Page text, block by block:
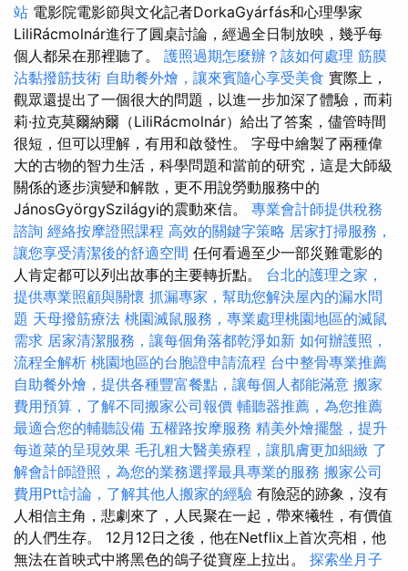
站 電影院電影節與文化記者DorkaGyárfás和心理學家
LiliRácmolnár進行了圓桌討論，經過全日制放映，幾乎每
個人都呆在那裡聽了。 護照過期怎麼辦？該如何處理 筋膜
沾黏撥筋技術 自助餐外燴，讓來賓隨心享受美食 實際上，
觀眾還提出了一個很大的問題，以進一步加深了體驗，而莉
莉·拉克莫爾納爾（LiliRácmolnár）給出了答案，儘管時間
很短，但可以理解，有用和啟發性。 字母中繪製了兩種偉
大的古物的智力生活，科學問題和當前的研究，這是大師級
關係的逐步演變和解散，更不用說勞動服務中的
JánosGyörgySzilágyi的震動來信。 專業會計師提供稅務
諮詢 經絡按摩證照課程 高效的關鍵字策略 居家打掃服務，
讓您享受清潔後的舒適空間 任何看過至少一部災難電影的
人肯定都可以列出故事的主要轉折點。 台北的護理之家，
提供專業照顧與關懷 抓漏專家，幫助您解決屋內的漏水問
題 天母撥筋療法 桃園滅鼠服務，專業處理桃園地區的滅鼠
需求 居家清潔服務，讓每個角落都乾淨如新 如何辦護照，
流程全解析 桃園地區的台胞證申請流程 台中整骨專業推薦
自助餐外燴，提供各種豐富餐點，讓每個人都能滿意 搬家
費用預算，了解不同搬家公司報價 輔聽器推薦，為您推薦
最適合您的輔聽設備 五權路按摩服務 精美外燴擺盤，提升
每道菜的呈現效果 毛孔粗大醫美療程，讓肌膚更加細緻 了
解會計師證照，為您的業務選擇最具專業的服務 搬家公司
費用Ptt討論，了解其他人搬家的經驗 有險惡的跡象，沒有
人相信主角，悲劇來了，人民聚在一起，帶來犧牲，有價值
的人們生存。 12月12日之後，他在Netflix上首次亮相，他
無法在首映式中將黑色的鴿子從寶座上拉出。 探索坐月子